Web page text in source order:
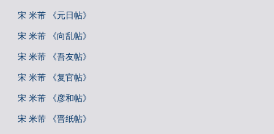
宋 米芾 《元日帖》
宋 米芾 《向乱帖》
宋 米芾 《吾友帖》
宋 米芾 《复官帖》
宋 米芾 《彦和帖》
宋 米芾 《晋纸帖》